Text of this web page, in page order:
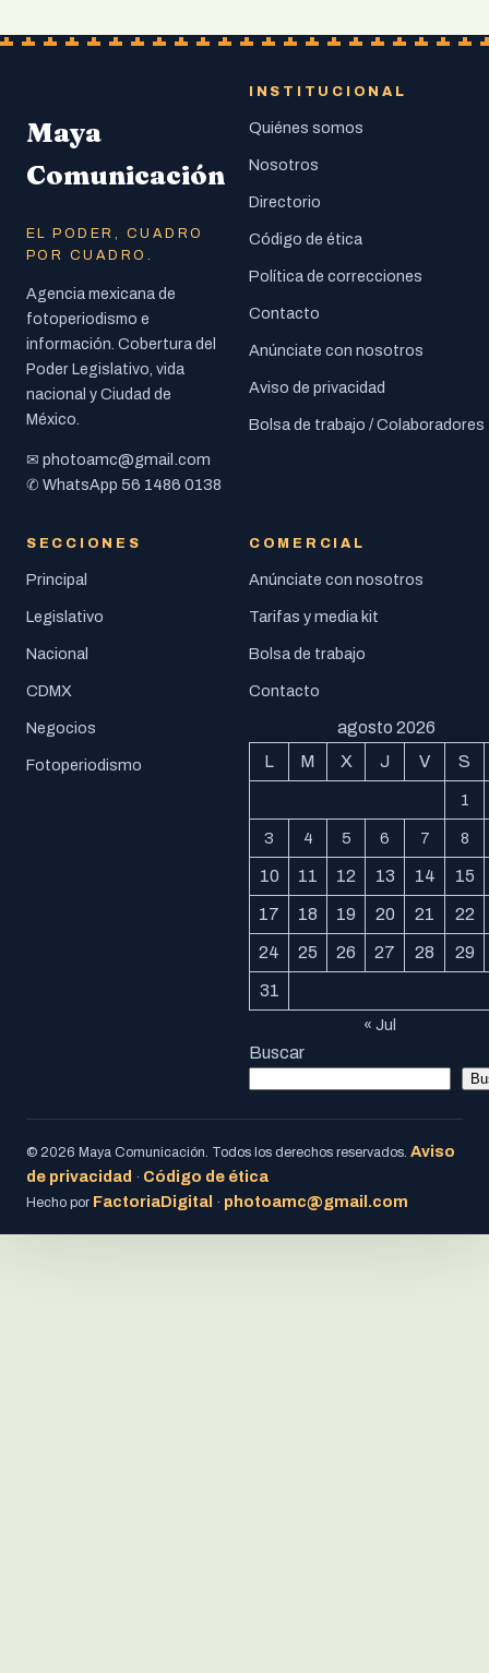
Maya
Comunicación
EL PODER, CUADRO
POR CUADRO.
Agencia mexicana de
fotoperiodismo e
información. Cobertura del
Poder Legislativo, vida
nacional y Ciudad de
México.
✉ photoamc@gmail.com
✆ WhatsApp 56 1486 0138
INSTITUCIONAL
Quiénes somos
Nosotros
Directorio
Código de ética
Política de correcciones
Contacto
Anúnciate con nosotros
Aviso de privacidad
Bolsa de trabajo / Colaboradores
SECCIONES
Principal
Legislativo
Nacional
CDMX
Negocios
Fotoperiodismo
COMERCIAL
Anúnciate con nosotros
Tarifas y media kit
Bolsa de trabajo
Contacto
agosto 2026
L
M X J V S
1
3 4 5 6 7 8
10 11 12 13 14 15
17 18 19 20 21 22
24 25 26 27 28 29
31
« Jul
Buscar
© 2026 Maya Comunicación. Todos los derechos reservados. Aviso
de privacidad · Código de ética
Hecho por FactoriaDigital · photoamc@gmail.com